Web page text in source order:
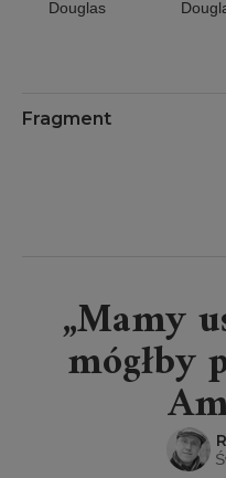
Douglas
Fragment
„Mamy
mógłby